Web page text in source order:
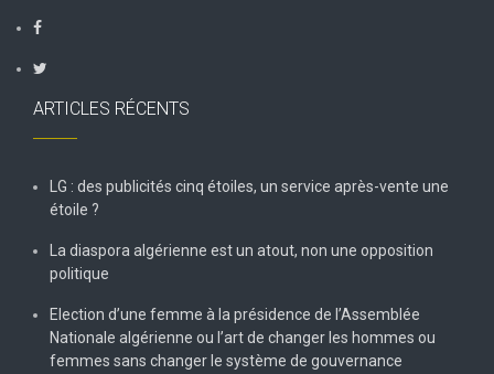
ARTICLES RÉCENTS
LG : des publicités cinq étoiles, un service après-vente une
étoile ?
La diaspora algérienne est un atout, non une opposition
politique
Election d’une femme à la présidence de l’Assemblée
Nationale algérienne ou l’art de changer les hommes ou
femmes sans changer le système de gouvernance